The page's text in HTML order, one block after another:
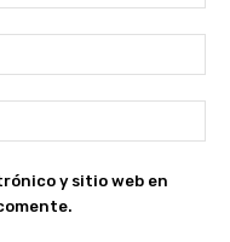
y sitio web en